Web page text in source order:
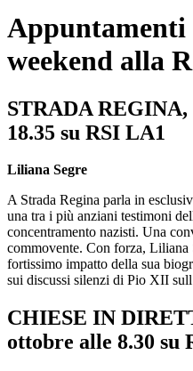
Appuntamenti
weekend alla
STRADA REGINA,
18.35 su RSI LA1
Liliana Segre
A Strada Regina parla in
una tra i più anziani testimoni
concentramento nazisti. Una
commovente. Con forza, Liliana
fortissimo impatto della sua
sui discussi silenzi di Pio XII
CHIESE IN
ottobre alle 8.30 su